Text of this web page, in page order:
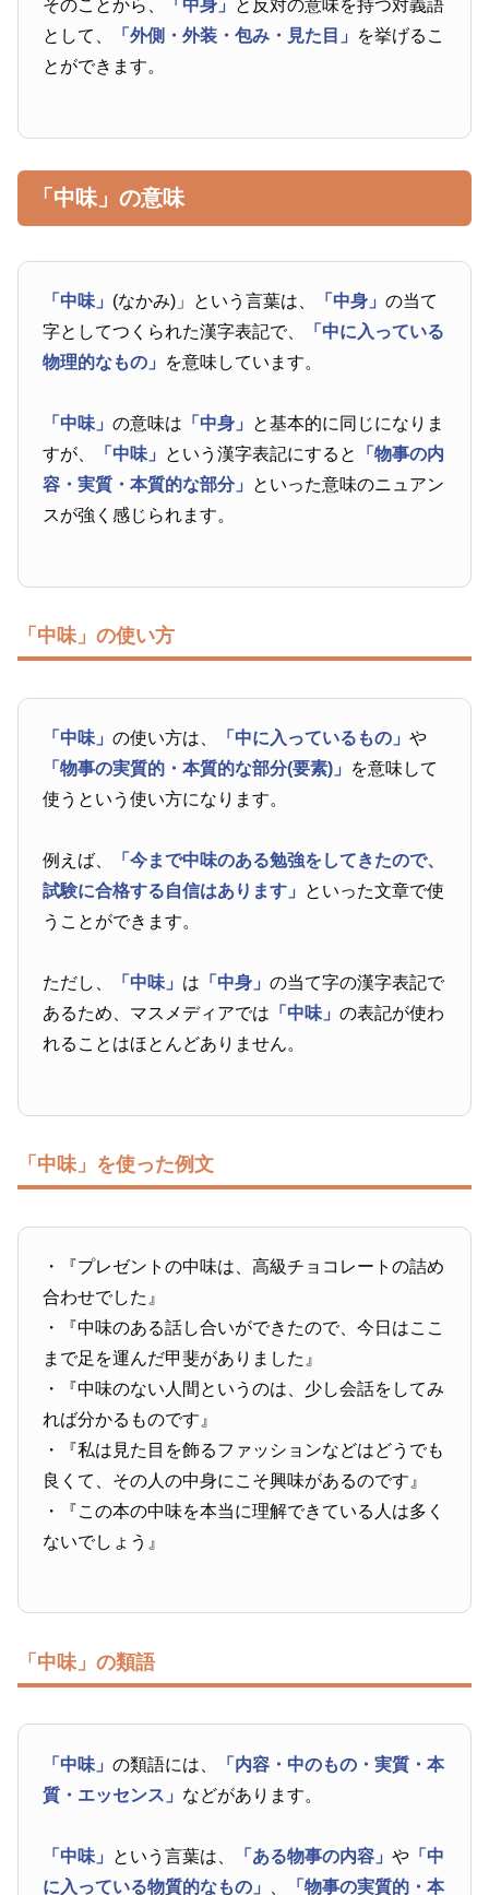
そのことから、 「中身」 と反対の意味を持つ対義語
として、
「外側・外装・包み・見た目」 を挙げるこ
とができます。
「中味」の意味
「中味」 (なかみ)」という言葉は、 「中身」の当て
字としてつくられた漢字表記で、
「中に入っている
物理的なもの」 を意味しています。
「中味」の意味は 「中身」 と基本的に同じになりま
すが、
「中味」 という漢字表記にすると
「物事の内
容・実質・本質的な部分」 といった意味のニュアン
スが強く感じられます。
「中味」の使い方
「中味」の使い方は、 「中に入っているもの」や
「物事の実質的・本質的な部分(要素)」 を意味して
使うという使い方になります。
例えば、
「今まで中味のある勉強をしてきたので、
試験に合格する自信はあります」 といった文章で使
うことができます。
ただし、 「中味」 は 「中身」の当て字の漢字表記で
あるため、マスメディアでは 「中味」の表記が使わ
れることはほとんどありません。
「中味」を使った例文
・『プレゼントの中味は、高級チョコレートの詰め
合わせでした』
・『中味のある話し合いができたので、今日はここ
まで足を運んだ甲斐がありました』
・『中味のない人間というのは、少し会話をしてみ
れば分かるものです』
・『私は見た目を飾るファッションなどはどうでも
良くて、その人の中身にこそ興味があるのです』
・『この本の中味を本当に理解できている人は多く
ないでしょう』
「中味」の類語
「中味」の類語には、
「内容・中のもの・実質・本
質・エッセンス」 などがあります。
「中味」 という言葉は、 「ある物事の内容」や 「中
に入っている物質的なもの」
「物事の実質的・本